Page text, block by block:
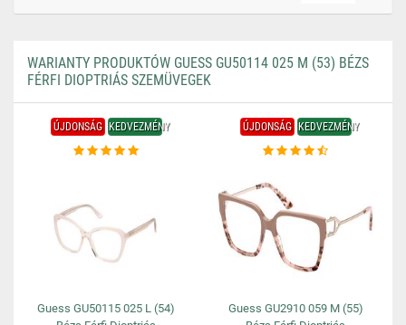
WARIANTY PRODUKTÓW GUESS GU50114 025 M (53) BÉZS
FÉRFI DIOPTRIÁS SZEMÜVEGEK
ÚJDONSÁG KEDVEZMÉNY
Guess GU50115 025 L (54)
ÚJDONSÁG KEDVEZMÉNY
Guess GU2910 059 M (55)